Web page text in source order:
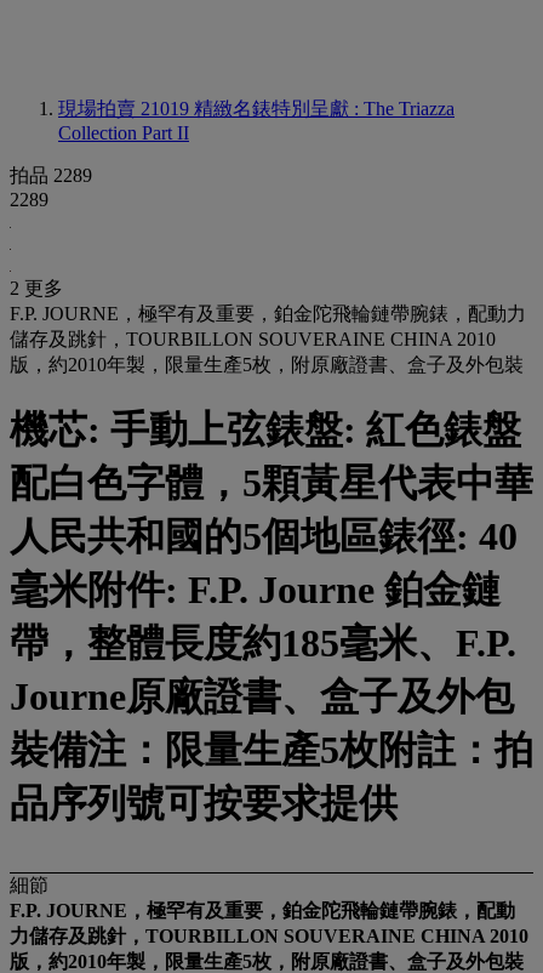
現場拍賣 21019 精緻名錶特別呈獻 : The Triazza
Collection Part II
拍品 2289
2289
2 更多
F.P. JOURNE，極罕有及重要，鉑金陀飛輪鏈帶腕錶，配動力
儲存及跳針，TOURBILLON SOUVERAINE CHINA 2010
版，約2010年製，限量生產5枚，附原廠證書、盒子及外包裝
機芯: 手動上弦錶盤: 紅色錶盤
配白色字體，5顆黃星代表中華
人民共和國的5個地區錶徑: 40
毫米附件: F.P. Journe 鉑金鏈
帶，整體⻑度約185毫⽶、F.P.
Journe原廠證書、盒子及外包
裝備注：限量生產5枚附註：拍
品序列號可按要求提供
細節
F.P. JOURNE ，極罕有及重要，鉑金陀飛輪鏈帶腕錶，配動
力儲存及跳針，TOURBILLON SOUVERAINE CHINA 2010
版，約2010年製，限量生產5枚，附原廠證書、盒子及外包裝